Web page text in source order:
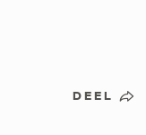
DEEL